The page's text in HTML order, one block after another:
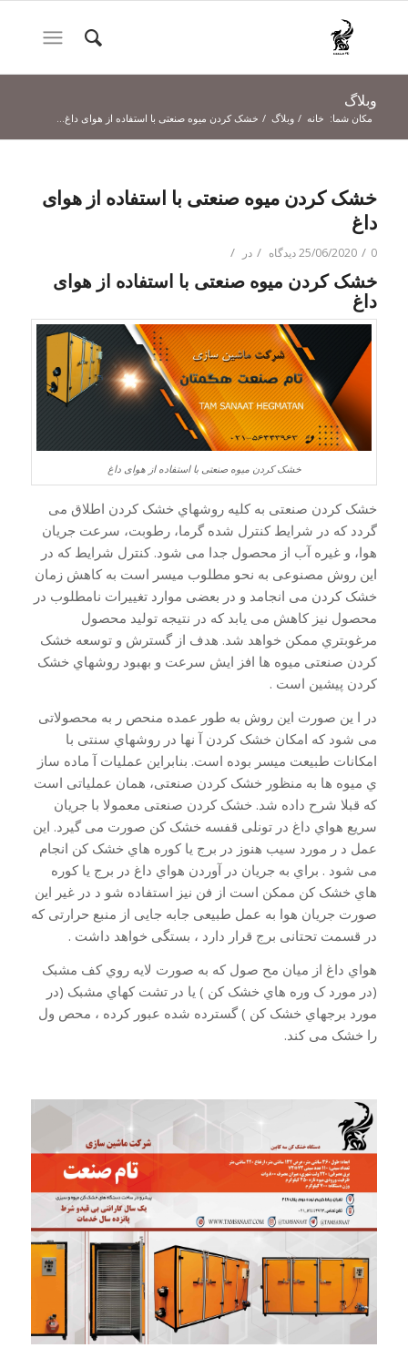
وبلاگ
مکان شما: خانه / وبلاگ / خشک کردن میوه صنعتی با استفاده از هوای داغ...
خشک کردن میوه صنعتی با استفاده از هوای
داغ
25/06/2020 / 0 دیدگاه / در /
خشک کردن میوه صنعتی با استفاده از هوای
داغ
خشک کردن میوه صنعتی با استفاده از هوای داغ
خشک کردن صنعتی به کلیه روشهاي خشک کردن اطلاق می
گردد که در شرایط کنترل شده گرما، رطوبت، سرعت جریان
هوا، و غیره آب از محصول جدا می شود. کنترل شرایط که در
این روش مصنوعی به نحو مطلوب میسر است به کاهش زمان
خشک کردن می انجامد و در بعضی موارد تغییرات نامطلوب در
محصول نیز کاهش می یابد که در نتیجه تولید محصول
مرغوبتري ممکن خواهد شد. هدف از گسترش و توسعه خشک
کردن صنعتی میوه ها افز ایش سرعت و بهبود روشهاي خشک
کردن پیشین است .
در ا ین صورت این روش به طور عمده منحص ر به محصولاتی
می شود که امکان خشک کردن آ نها در روشهاي سنتی با
امکانات طبیعت میسر بوده است. بنابراین عملیات آ ماده ساز
ي میوه ها به منظور خشک کردن صنعتی، همان عملیاتی است
که قبلا شرح داده شد. خشک کردن صنعتی معمولا با جریان
سریع هواي داغ در تونلی قفسه خشک کن صورت می گیرد. این
عمل د ر مورد سیب هنوز در برج یا کوره هاي خشک کن انجام
می شود . براي به جریان در آوردن هواي داغ در برج یا کوره
هاي خشک کن ممکن است از فن نیز استفاده شو د در غیر این
صورت جریان هوا به عمل طبیعی جابه جایی از منبع حرارتی که
در قسمت تحتانی برج قرار دارد ، بستگی خواهد داشت .
هواي داغ از میان مح صول که به صورت لایه روي کف مشبک
(در مورد ک وره هاي خشک کن ) یا در تشت کهاي مشبک (در
مورد برجهاي خشک کن ) گسترده شده عبور کرده ، محص ول
را خشک می کند.